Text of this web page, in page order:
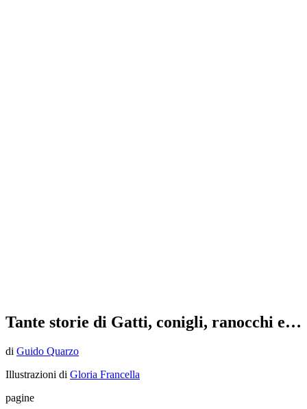
Tante storie di Gatti, conigli, ranocchi e…
di Guido Quarzo
Illustrazioni di Gloria Francella
pagine